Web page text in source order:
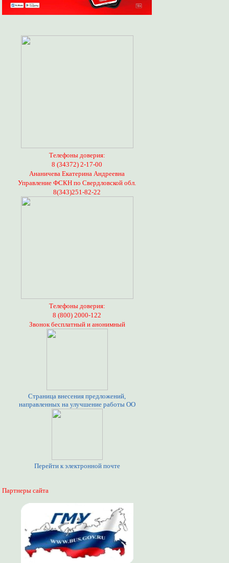
Телефоны доверия:
8 (34372) 2-17-00
Ананичева Екатерина Андреевна
Управление ФСКН по Свердловской обл.
8(343)251-82-22
Телефоны доверия:
8 (800) 2000-122
Звонок бесплатный и анонимный
Страница внесения предложений,
направленных на улучшение работы ОО
Перейти к электронной почте
Партнеры сайта